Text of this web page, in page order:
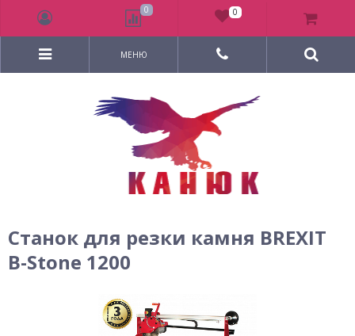
МЕНЮ
Станок для резки камня BREXIT
B-Stone 1200
0 0